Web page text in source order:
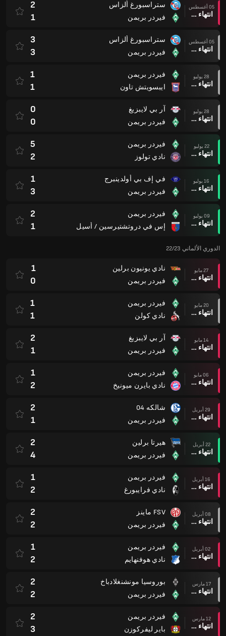
05 أغسطس
انتهاء وقت المباراة
ستراسبورغ ألزاس
فيردر بريمن
2
1
05 أغسطس
انتهاء وقت المباراة
ستراسبورغ ألزاس
فيردر بريمن
3
3
28 يوليو
انتهاء وقت المباراة
فيردر بريمن
ايبسويتش تاون
1
1
28 يوليو
انتهاء وقت المباراة
آر بي لايبزيغ
فيردر بريمن
0
0
22 يوليو
انتهاء وقت المباراة
فيردر بريمن
نادي تولوز
5
2
16 يوليو
انتهاء وقت المباراة
في إف بي أولدينبرج
فيردر بريمن
1
3
09 يوليو
انتهاء وقت المباراة
فيردر بريمن
إس في دروتشتيرسين / أسيل
2
1
الدوري الألماني 22/23
27 مايو
انتهاء وقت المباراة
نادي يونيون برلين
فيردر بريمن
1
0
20 مايو
انتهاء وقت المباراة
فيردر بريمن
نادي كولن
1
1
14 مايو
انتهاء وقت المباراة
آر بي لايبزيغ
فيردر بريمن
2
1
06 مايو
انتهاء وقت المباراة
فيردر بريمن
نادي بايرن ميونيخ
1
2
29 أبريل
انتهاء وقت المباراة
شالكه 04
فيردر بريمن
2
1
22 أبريل
انتهاء وقت المباراة
هيرتا برلين
فيردر بريمن
2
4
16 أبريل
انتهاء وقت المباراة
فيردر بريمن
نادي فرايبورغ
1
2
08 أبريل
انتهاء وقت المباراة
FSV ماينز
فيردر بريمن
2
2
02 أبريل
انتهاء وقت المباراة
فيردر بريمن
نادي هوفنهايم
1
2
17 مارس
انتهاء وقت المباراة
بوروسيا مونشنغلادباخ
فيردر بريمن
2
2
12 مارس
انتهاء وقت المباراة
فيردر بريمن
باير ليفركوزن
2
3